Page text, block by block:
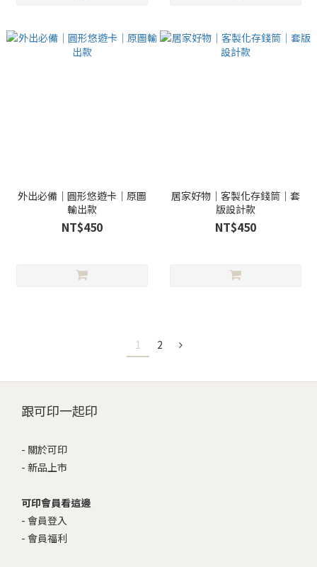
外出必備｜圓形悠遊卡｜原圖
輸出款
NT$450
居家好物｜客製化存錢筒｜套
版設計款
NT$450
1 2
跟可印一起印
- 關於可印
- 新品上市
可印會員看這邊
- 會員登入
- 會員福利